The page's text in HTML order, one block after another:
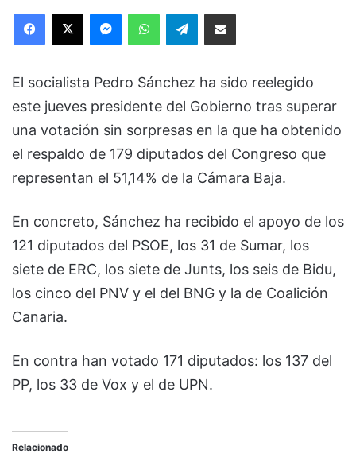
Facebook
X MessengerWhatsAppTelegramCompartir via Email
El socialista Pedro Sánchez ha sido reelegido
este jueves presidente del Gobierno tras superar
una votación sin sorpresas en la que ha obtenido
el respaldo de 179 diputados del Congreso que
representan el 51,14% de la Cámara Baja.
En concreto, Sánchez ha recibido el apoyo de los
121 diputados del PSOE, los 31 de Sumar, los
siete de ERC, los siete de Junts, los seis de Bidu,
los cinco del PNV y el del BNG y la de Coalición
Canaria.
En contra han votado 171 diputados: los 137 del
PP, los 33 de Vox y el de UPN.
Relacionado